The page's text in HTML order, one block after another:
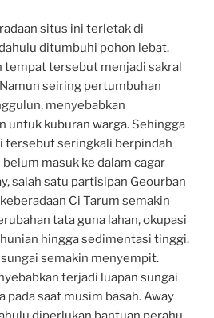
situs ini terletak di
ditumbuhi pohon lebat.
tempat tersebut menjadi sakral
seiring pertumbuhan
menyebabkan
untuk kuburan warga. Sehingga
tersebut seringkali berpindah
masuk ke dalam cagar
salah satu partisipan Geourban
Ci Tarum semakin
tata guna lahan, okupasi
hingga sedimentasi tinggi.
semakin menyempit.
terjadi luapan sungai
pada saat musim basah. Away